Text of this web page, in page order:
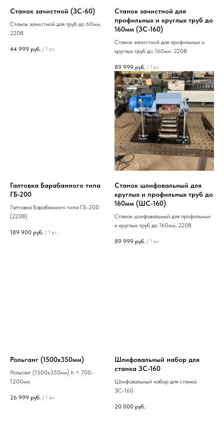
Станок зачистной (ЗС-60)
Станок зачистной для труб до 60мм.
220В
44 999 руб. / 1 pc
Станок зачистной для
профильных и круглых труб до
160мм (ЗС-160)
Станок зачистной для профильных и
круглых труб до 160мм. 220В
89 999 руб. / 1 pc
Галтовка Барабанного типа
ГБ-200
Галтовка Барабанного типа ГБ-200
(220В)
189 900 руб. / 1 pc
Станок шлифовальный для
круглых и профильных труб до
160мм (ШС-160)
Станок шлифовальный для профильных
и круглых труб до 160мм. 220В
89 999 руб. / 1 pc
Рольганг (1500х350мм)
Рольганг (1500х350мм) h = 700-
1200мм
26 999 руб. / 1 pc
Шлифовальный набор для
станка ЗС-160
Шлифовальный набор для станка
ЗС-160
20 000 руб.